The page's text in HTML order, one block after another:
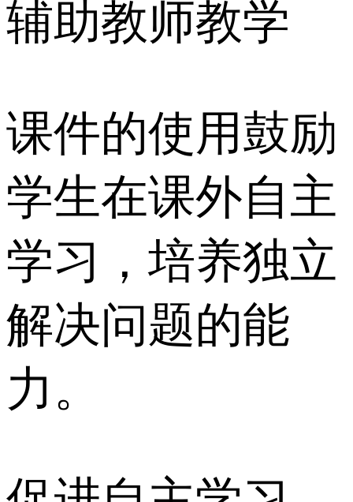
辅助教师教学
课件的使用鼓励
学生在课外自主
学习，培养独立
解决问题的能
力。